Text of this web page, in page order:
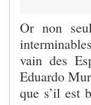
Or non
vain des
Eduardo
que s’il est